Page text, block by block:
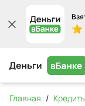
Главная /